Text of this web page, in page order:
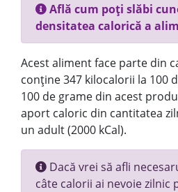
Află cum poți slăbi
densitatea calorică a
Acest aliment face parte din
conține 347 kilocalorii la 100
100 de grame din acest
aport caloric din cantitatea
un adult (2000 kCal).
Dacă vrei să afli
câte calorii ai nevoie zilnic